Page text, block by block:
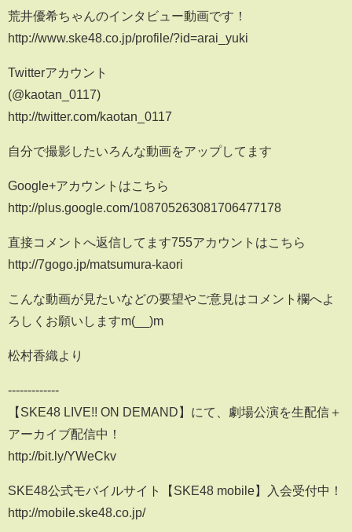
荒井優希ちゃんのインタビュー動画です！
http://www.ske48.co.jp/profile/?id=arai_yuki
Twitterアカウント
(@kaotan_0117)
http://twitter.com/kaotan_0117
自分で撮影したいろんな動画をアップしてます
Google+アカウントはこちら
http://plus.google.com/108705263081706477178
直接コメントへ返信してます755アカウントはこちら
http://7gogo.jp/matsumura-kaori
こんな動画が見たいなどの要望やご意見はコメント欄へよ
ろしくお願いしますm(__)m
松村香織より
-------------
【SKE48 LIVE!! ON DEMAND】にて、劇場公演を生配信＋
アーカイブ配信中！
http://bit.ly/YWeCkv
SKE48公式モバイルサイト【SKE48 mobile】入会受付中！
http://mobile.ske48.co.jp/